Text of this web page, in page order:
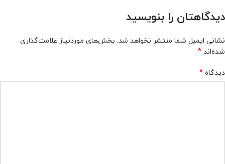
دیدگاهتان را بنویسید
نشانی ایمیل شما منتشر نخواهد شد. بخش‌های موردنیاز علامت‌گذاری
شده‌اند*
دیدگاه*